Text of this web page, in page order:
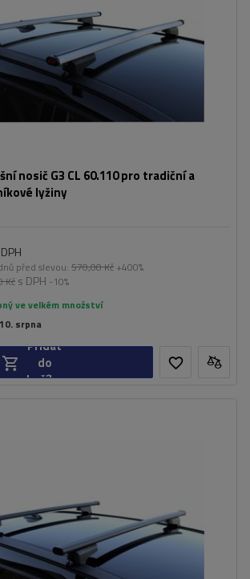
nosič G3 CL 60.110 pro tradiční a
lyžiny
před slevou: 570,00 Kč +400%
Kč s DPH -10%
ve velkém množství
10. srpna
Přidat
do
košíku